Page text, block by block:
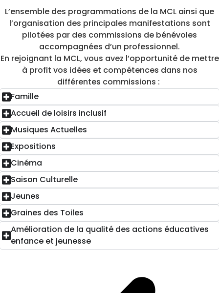
L’ensemble des programmations de la MCL ainsi que
l’organisation des principales manifestations sont
pilotées par des commissions de bénévoles
accompagnées d’un professionnel.
En rejoignant la MCL, vous avez l’opportunité de mettre
à profit vos idées et compétences dans nos
différentes commissions :
Famille
Accueil de loisirs inclusif
Musiques Actuelles
Expositions
Cinéma
Saison Culturelle
Jeunes
Graines des Toiles
Amélioration de la qualité des actions éducatives
enfance et jeunesse